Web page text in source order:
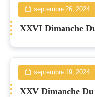
septembre 26, 2024
XXVI Dimanche
septembre 19, 2024
XXV Dimanche